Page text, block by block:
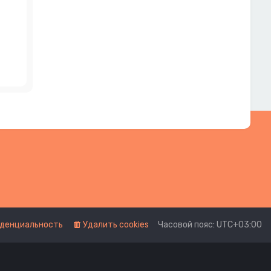
Часовой пояс: UTC+03:00
Удалить cookies